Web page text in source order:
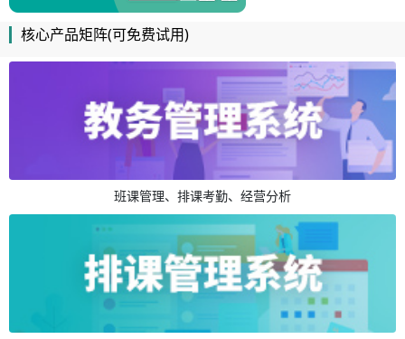
核心产品矩阵(可免费试用)
班课管理、排课考勤、经营分析